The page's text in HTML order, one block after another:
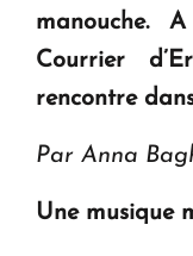
manouche.
Courrier
rencontre
Par Anna
Une musique